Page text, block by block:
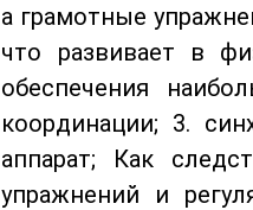
а грамотные
что развивает в
обеспечения
координации; 3.
аппарат; Как
упражнений и